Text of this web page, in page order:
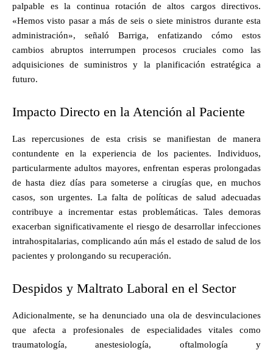
palpable es la continua rotación de altos cargos directivos.
«Hemos visto pasar a más de seis o siete ministros durante esta
administración», señaló Barriga, enfatizando cómo estos
cambios abruptos interrumpen procesos cruciales como las
adquisiciones de suministros y la planificación estratégica a
futuro.
Impacto Directo en la Atención al Paciente
Las repercusiones de esta crisis se manifiestan de manera
contundente en la experiencia de los pacientes. Individuos,
particularmente adultos mayores, enfrentan esperas prolongadas
de hasta diez días para someterse a cirugías que, en muchos
casos, son urgentes. La falta de políticas de salud adecuadas
contribuye a incrementar estas problemáticas. Tales demoras
exacerban significativamente el riesgo de desarrollar infecciones
intrahospitalarias, complicando aún más el estado de salud de los
pacientes y prolongando su recuperación.
Despidos y Maltrato Laboral en el Sector
Adicionalmente, se ha denunciado una ola de desvinculaciones
que afecta a profesionales de especialidades vitales como
traumatología, anestesiología, oftalmología y